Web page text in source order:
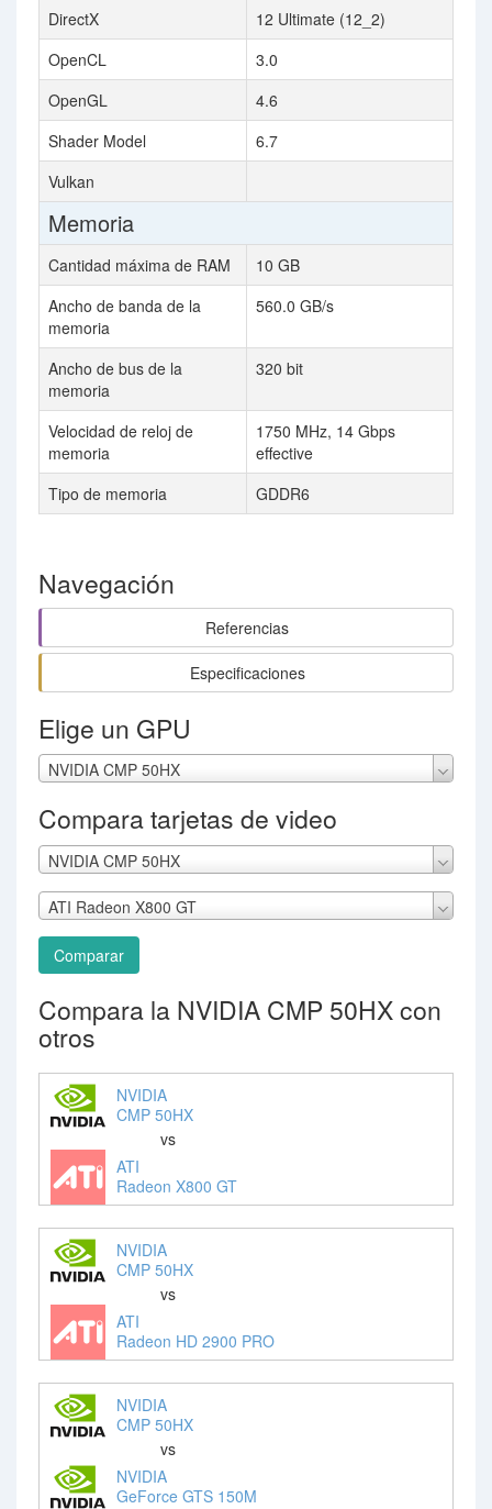
DirectX
12 Ultimate (12_2)
OpenCL
3.0
OpenGL
4.6
Shader Model
6.7
Vulkan
Memoria
Cantidad máxima de RAM
10 GB
Ancho de banda de la
memoria
560.0 GB/s
Ancho de bus de la
memoria
320 bit
Velocidad de reloj de
memoria
1750 MHz, 14 Gbps
effective
Tipo de memoria
GDDR6
Navegación
Referencias
Especificaciones
Elige un GPU
NVIDIA CMP 50HX
Compara tarjetas de video
NVIDIA CMP 50HX
ATI Radeon X800 GT
Comparar
Compara la NVIDIA CMP 50HX con
otros
NVIDIA
CMP 50HX
vs
ATI
Radeon X800 GT
NVIDIA
CMP 50HX
vs
ATI
Radeon HD 2900 PRO
NVIDIA
CMP 50HX
vs
NVIDIA
GeForce GTS 150M